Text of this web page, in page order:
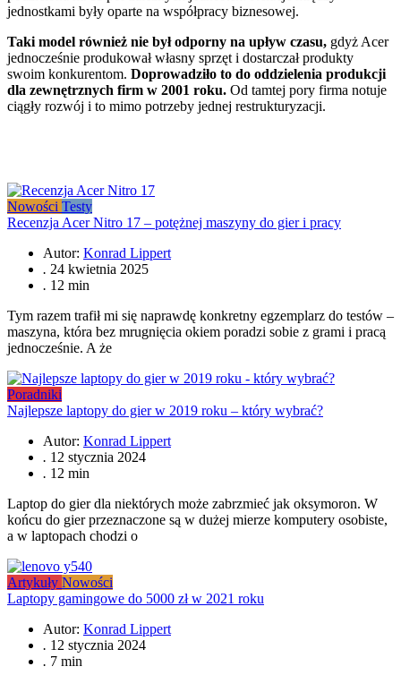
jednostkami były oparte na współpracy biznesowej.
Taki model również nie był odporny na upływ czasu, gdyż Acer
jednocześnie produkował własny sprzęt i dostarczał produkty
swoim konkurentom. Doprowadziło to do oddzielenia produkcji
dla zewnętrznych firm w 2001 roku. Od tamtej pory firma notuje
ciągły rozwój i to mimo potrzeby jednej restrukturyzacji.
Nowości Testy
Recenzja Acer Nitro 17 – potężnej maszyny do gier i pracy
Autor: Konrad Lippert
. 24 kwietnia 2025
. 12 min
Tym razem trafił mi się naprawdę konkretny egzemplarz do testów –
maszyna, która bez mrugnięcia okiem poradzi sobie z grami i pracą
jednocześnie. A że
Poradniki
Najlepsze laptopy do gier w 2019 roku – który wybrać?
Autor: Konrad Lippert
. 12 stycznia 2024
. 12 min
Laptop do gier dla niektórych może zabrzmieć jak oksymoron. W
końcu do gier przeznaczone są w dużej mierze komputery osobiste,
a w laptopach chodzi o
Artykuły Nowości
Laptopy gamingowe do 5000 zł w 2021 roku
Autor: Konrad Lippert
. 12 stycznia 2024
. 7 min